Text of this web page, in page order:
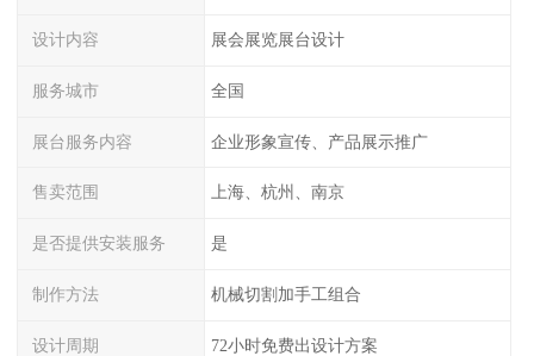
设计内容 展会展览展台设计
服务城市 全国
展台服务内容 企业形象宣传、产品展示推广
售卖范围 上海、杭州、南京
是否提供安装服务 是
制作方法 机械切割加手工组合
设计周期 72小时免费出设计方案